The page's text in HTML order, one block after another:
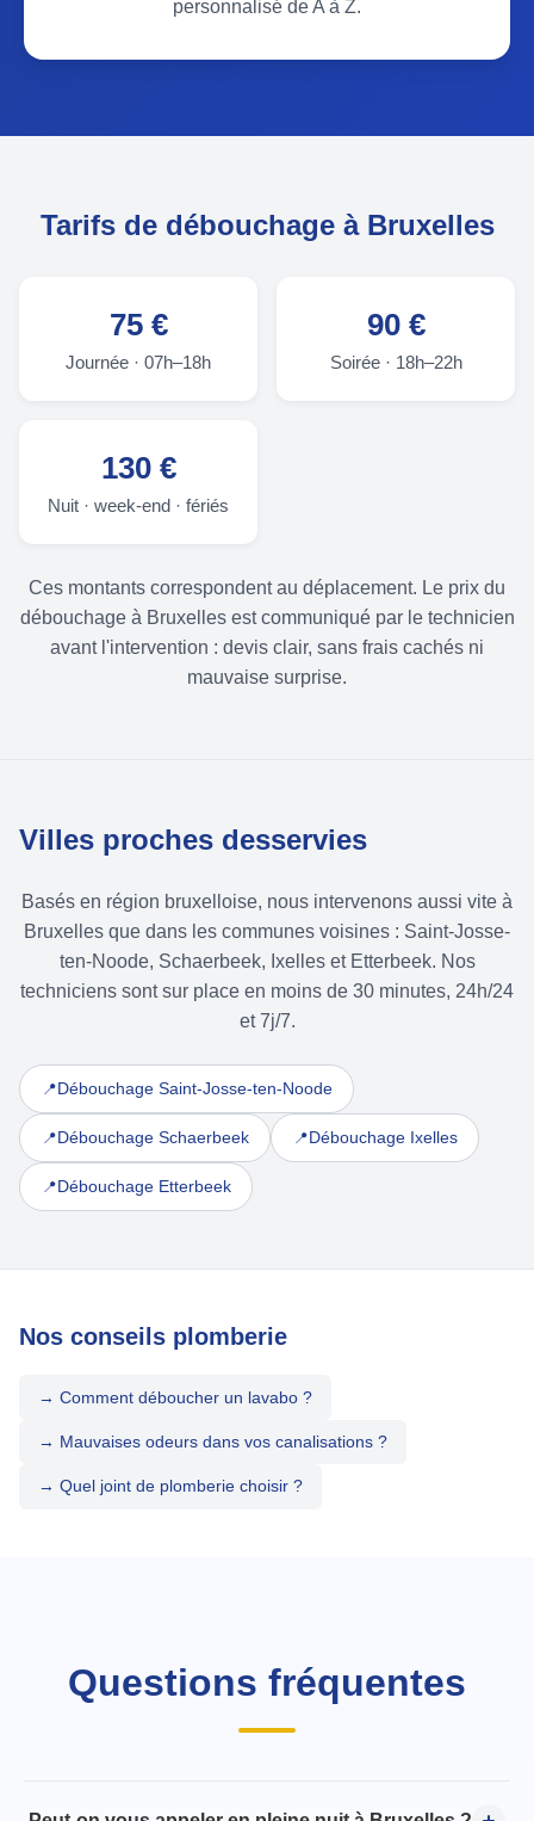
personnalisé de A à Z.
Tarifs de débouchage à Bruxelles
75 €
Journée · 07h–18h
90 €
Soirée · 18h–22h
130 €
Nuit · week-end · fériés
Ces montants correspondent au déplacement. Le prix du
débouchage à Bruxelles est communiqué par le technicien
avant l'intervention : devis clair, sans frais cachés ni
mauvaise surprise.
Villes proches desservies
Basés en région bruxelloise, nous intervenons aussi vite à
Bruxelles que dans les communes voisines : Saint-Josse-
ten-Noode, Schaerbeek, Ixelles et Etterbeek. Nos
techniciens sont sur place en moins de 30 minutes, 24h/24
et 7j/7.
📍Débouchage Saint-Josse-ten-Noode
📍Débouchage Schaerbeek 📍Débouchage Ixelles
📍Débouchage Etterbeek
Nos conseils plomberie
→ Comment déboucher un lavabo ?
→ Mauvaises odeurs dans vos canalisations ?
→ Quel joint de plomberie choisir ?
Questions fréquentes